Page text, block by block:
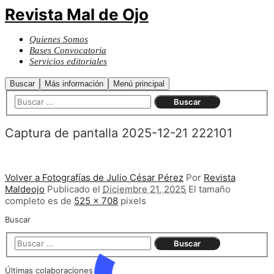
Revista Mal de Ojo
Quienes Somos
Bases Convocatoria
Servicios editoriales
Buscar Más información Menú principal
Captura de pantalla 2025-12-21 222101
Volver a Fotografías de Julio César Pérez Por Revista
Maldeojo Publicado el Diciembre 21, 2025 El tamaño
completo es de 525 × 708 pixels
Buscar
Últimas colaboraciones